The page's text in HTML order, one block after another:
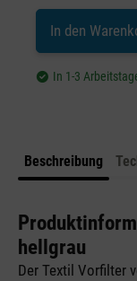
In den
In 1-3
Beschreibung
hellgrau
Der Textil Vorfilter